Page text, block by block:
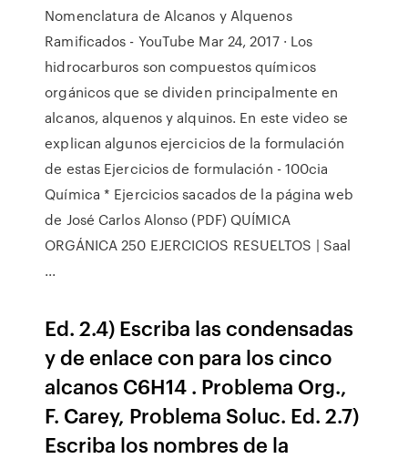
Nomenclatura de Alcanos y Alquenos
Ramificados - YouTube Mar 24, 2017 · Los
hidrocarburos son compuestos químicos
orgánicos que se dividen principalmente en
alcanos, alquenos y alquinos. En este video se
explican algunos ejercicios de la formulación
de estas Ejercicios de formulación - 100cia
Química * Ejercicios sacados de la página web
de José Carlos Alonso (PDF) QUÍMICA
ORGÁNICA 250 EJERCICIOS RESUELTOS | Saal
...
Ed. 2.4) Escriba las condensadas
y de enlace con para los cinco
alcanos C6H14 . Problema Org.,
F. Carey, Problema Soluc. Ed. 2.7)
Escriba los nombres de la